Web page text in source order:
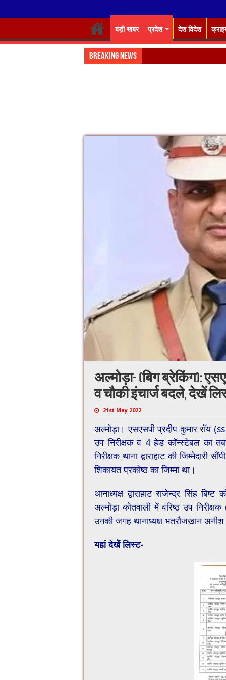
बड़ी खबर प्रदेश देश विदेश
Breaking News
अल्मोड़ा- (बिग ब्रेकिंग):
व चौकी इंचार्ज बदले, देखें
21st May 2022
अल्मोड़ा। एसएसपी प्रदीप कुमार रॉय
उप निरीक्षक व 4 हेड कॉन्स्टेबल का
निरीक्षक थाना द्वाराहाट की
शिकायत प्रकोष्ठ का जिम्मा था।
थानाध्यक्ष द्वाराहाट राजेन्द्र सिंह
अल्मोड़ा कोतवाली में वरिष्ठ उप
उनकी जगह थानाध्यक्ष भतरौजखान अनीश
यहां देखें लिस्ट-